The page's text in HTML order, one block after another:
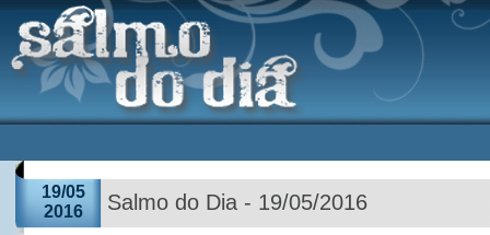
19/05
2016
Salmo do Dia - 19/05/2016